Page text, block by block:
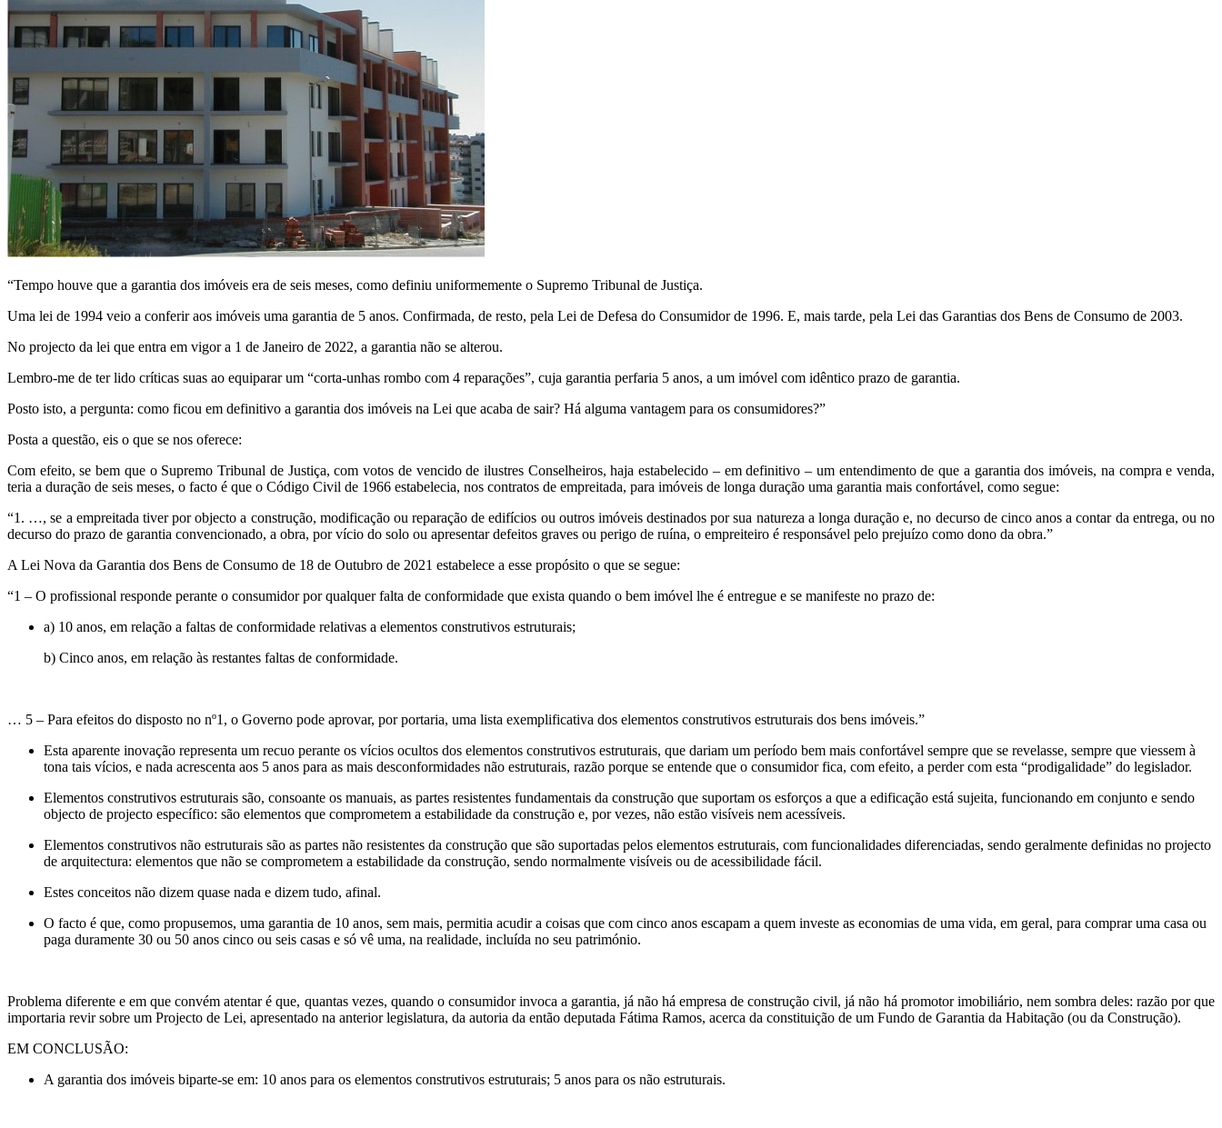
“Tempo houve que a garantia dos imóveis era de seis meses, como definiu uniformemente o Supremo Tribunal de Justiça.
Uma lei de 1994 veio a conferir aos imóveis uma garantia de 5 anos. Confirmada, de resto, pela Lei de Defesa do Consumidor de 1996. E, mais tarde, pela Lei das Garantias dos Bens de Consumo de 2003.
No projecto da lei que entra em vigor a 1 de Janeiro de 2022, a garantia não se alterou.
Lembro-me de ter lido críticas suas ao equiparar um “corta-unhas rombo com 4 reparações”, cuja garantia perfaria 5 anos, a um imóvel com idêntico prazo de garantia.
Posto isto, a pergunta: como ficou em definitivo a garantia dos imóveis na Lei que acaba de sair? Há alguma vantagem para os consumidores?”
Posta a questão, eis o que se nos oferece:
Com efeito, se bem que o Supremo Tribunal de Justiça, com votos de vencido de ilustres Conselheiros, haja estabelecido – em definitivo – um entendimento de que a garantia dos imóveis, na compra e venda,
teria a duração de seis meses, o facto é que o Código Civil de 1966 estabelecia, nos contratos de empreitada, para imóveis de longa duração uma garantia mais confortável, como segue:
“1. …, se a empreitada tiver por objecto a construção, modificação ou reparação de edifícios ou outros imóveis destinados por sua natureza a longa duração e, no decurso de cinco anos a contar da entrega, ou no
decurso do prazo de garantia convencionado, a obra, por vício do solo ou apresentar defeitos graves ou perigo de ruína, o empreiteiro é responsável pelo prejuízo como dono da obra.”
A Lei Nova da Garantia dos Bens de Consumo de 18 de Outubro de 2021 estabelece a esse propósito o que se segue:
“1 – O profissional responde perante o consumidor por qualquer falta de conformidade que exista quando o bem imóvel lhe é entregue e se manifeste no prazo de:
a) 10 anos, em relação a faltas de conformidade relativas a elementos construtivos estruturais;
b) Cinco anos, em relação às restantes faltas de conformidade.
… 5 – Para efeitos do disposto no nº1, o Governo pode aprovar, por portaria, uma lista exemplificativa dos elementos construtivos estruturais dos bens imóveis.”
Esta aparente inovação representa um recuo perante os vícios ocultos dos elementos construtivos estruturais, que dariam um período bem mais confortável sempre que se revelasse, sempre que viessem à
tona tais vícios, e nada acrescenta aos 5 anos para as mais desconformidades não estruturais, razão porque se entende que o consumidor fica, com efeito, a perder com esta “prodigalidade” do legislador.
Elementos construtivos estruturais são, consoante os manuais, as partes resistentes fundamentais da construção que suportam os esforços a que a edificação está sujeita, funcionando em conjunto e sendo
objecto de projecto específico: são elementos que comprometem a estabilidade da construção e, por vezes, não estão visíveis nem acessíveis.
Elementos construtivos não estruturais são as partes não resistentes da construção que são suportadas pelos elementos estruturais, com funcionalidades diferenciadas, sendo geralmente definidas no projecto
de arquitectura: elementos que não se comprometem a estabilidade da construção, sendo normalmente visíveis ou de acessibilidade fácil.
Estes conceitos não dizem quase nada e dizem tudo, afinal.
O facto é que, como propusemos, uma garantia de 10 anos, sem mais, permitia acudir a coisas que com cinco anos escapam a quem investe as economias de uma vida, em geral, para comprar uma casa ou
paga duramente 30 ou 50 anos cinco ou seis casas e só vê uma, na realidade, incluída no seu património.
Problema diferente e em que convém atentar é que, quantas vezes, quando o consumidor invoca a garantia, já não há empresa de construção civil, já não há promotor imobiliário, nem sombra deles: razão por que
importaria revir sobre um Projecto de Lei, apresentado na anterior legislatura, da autoria da então deputada Fátima Ramos, acerca da constituição de um Fundo de Garantia da Habitação (ou da Construção).
EM CONCLUSÃO:
A garantia dos imóveis biparte-se em: 10 anos para os elementos construtivos estruturais; 5 anos para os não estruturais.